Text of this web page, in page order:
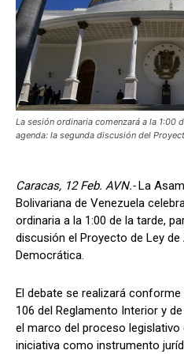
La sesión ordinaria comenzará a la 1:00
agenda: la segunda discusión del
Caracas, 12 Feb. AVN.-La
Bolivariana de Venezuela
ordinaria a la 1:00 de la tarde,
discusión el Proyecto de Ley
Democrática.
El debate se realizará
106 del Reglamento Interior y
el marco del proceso
iniciativa como instrumento